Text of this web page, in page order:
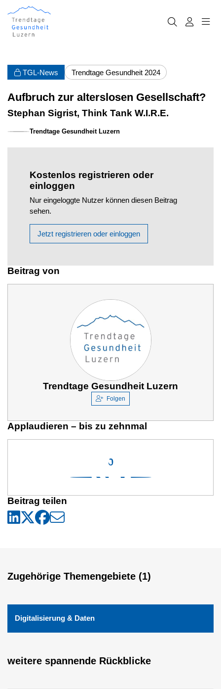
TGL-News Trendtage Gesundheit 2024
Aufbruch zur alterslosen Gesellschaft?
Stephan Sigrist, Think Tank W.I.R.E.
Trendtage Gesundheit Luzern
Kostenlos registrieren oder
einloggen
Nur eingeloggte Nutzer können diesen Beitrag
sehen.
Jetzt registrieren oder einloggen
Beitrag von
Trendtage Gesundheit Luzern
Folgen
Applaudieren – bis zu zehnmal
0
Beitrag teilen
Zugehörige Themengebiete (1)
Digitalisierung & Daten
weitere spannende Rückblicke